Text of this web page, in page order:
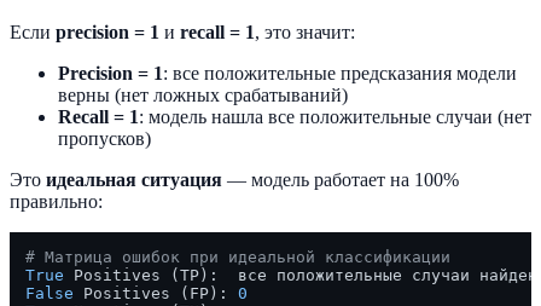
Если precision = 1 и recall = 1, это значит:
Precision = 1: все положительные предсказания модели
верны (нет ложных срабатываний)
Recall = 1: модель нашла все положительные случаи (нет
пропусков)
Это идеальная ситуация — модель работает на 100%
правильно:
# Матрица ошибок при идеальной классификации
True
False Positives (FP): 0